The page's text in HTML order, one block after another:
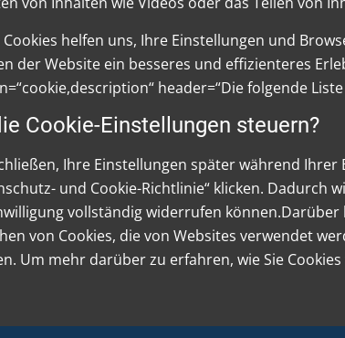
helfen uns, Ihre Einstellungen und
der Website ein besseres und effizienteres
header=“Die folgende
Cookie-Einstellungen steuern?
Ihre Einstellungen später während
und Cookie-Richtlinie“ klicken. Dadurch
vollständig widerrufen
von Cookies, die von Websites verwendet
Um mehr darüber zu erfahren, wie Sie